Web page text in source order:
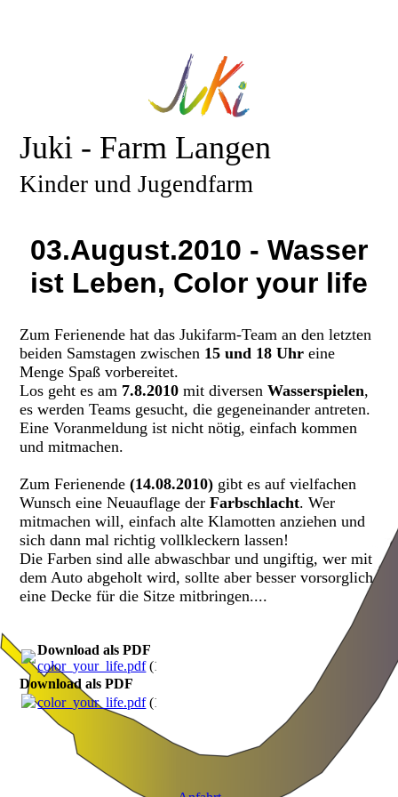
Juki - Farm Langen
Kinder und Jugendfarm
03.August.2010 - Wasser
ist Leben, Color your life
Zum Ferienende hat das Jukifarm-Team an den letzten
beiden Samstagen zwischen 15 und 18 Uhr eine
Menge Spaß vorbereitet.
Los geht es am 7.8.2010 mit diversenWasserspielen,
es werden Teams gesucht, die gegeneinander antreten.
Eine Voranmeldung ist nicht nötig, einfach kommen
und mitmachen.
Zum Ferienende(14.08.2010) gibt es auf vielfachen
Wunsch eine Neuauflage derFarbschlacht. Wer
mitmachen will, einfach alte Klamotten anziehen und
sich dann mal richtig vollkleckern lassen!
Die Farben sind alle abwaschbar und ungiftig, wer mit
dem Auto abgeholt wird, sollte aber besser vorsorglich
eine Decke für die Sitze mitbringen....
Download als PDF
color_your_life.pdf(111.18KB)
Download als PDF
color_your_life.pdf(111.18KB)